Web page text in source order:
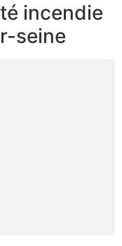
incendie
seine